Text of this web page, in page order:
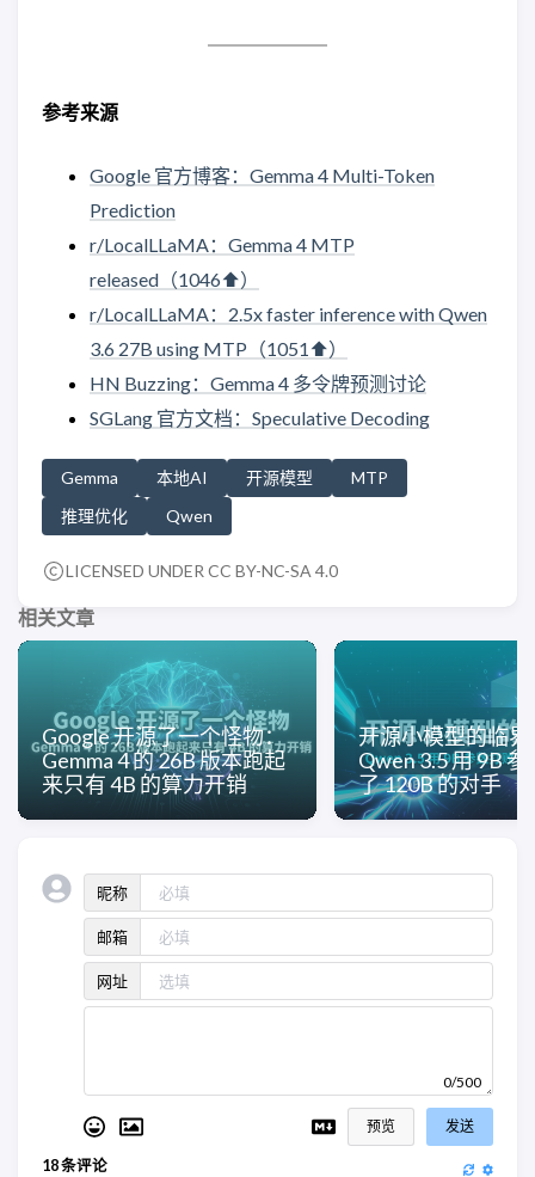
参考来源
Google 官方博客：Gemma 4 Multi-Token
Prediction
r/LocalLLaMA：Gemma 4 MTP
released（1046⬆️）
r/LocalLLaMA：2.5x faster inference with Qwen
3.6 27B using MTP（1051⬆️）
HN Buzzing：Gemma 4 多令牌预测讨论
SGLang 官方文档：Speculative Decoding
Gemma 本地AI 开源模型
MTP
推理优化
Qwen
LICENSED UNDER CC BY-NC-SA 4.0
相关文章
Google 开源了一个怪物：
Gemma 4 的 26B 版本跑起
来只有 4B 的算力开销
开源小模型的临
Qwen 3.5 用 9B
了 120B 的对手
昵称
邮箱
网址
0/500
预览 发送
18条评论